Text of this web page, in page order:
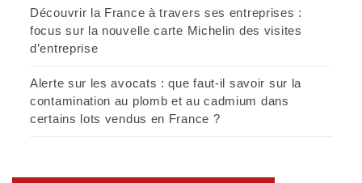
Découvrir la France à travers ses entreprises :
focus sur la nouvelle carte Michelin des visites
d’entreprise
Alerte sur les avocats : que faut-il savoir sur la
contamination au plomb et au cadmium dans
certains lots vendus en France ?